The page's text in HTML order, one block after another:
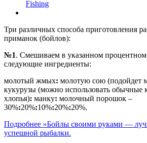
Fishing
Три различных способа приготовления
приманок (бойлов):
№1. Смешиваем в указанном
следующие ингредиенты:
молотый жмых: молотую сою (подойдет
кукурузы (можно использовать обычные
хлопья): манку: молочный порошок –
30%:20%:10%:20%:20%.
Подробнее »Бойлы своими руками —
успешной рыбалки.